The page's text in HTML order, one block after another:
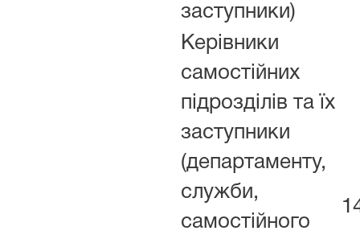
заступники)
Керівники
самостійних
підрозділів та їх
заступники
(департаменту,
служби,
самостійного